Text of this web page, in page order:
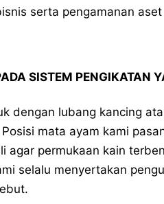
serta pengamanan
SISTEM PENGIKATAN
dengan lubang kancing
mata ayam kami
agar permukaan kain
selalu menyertakan